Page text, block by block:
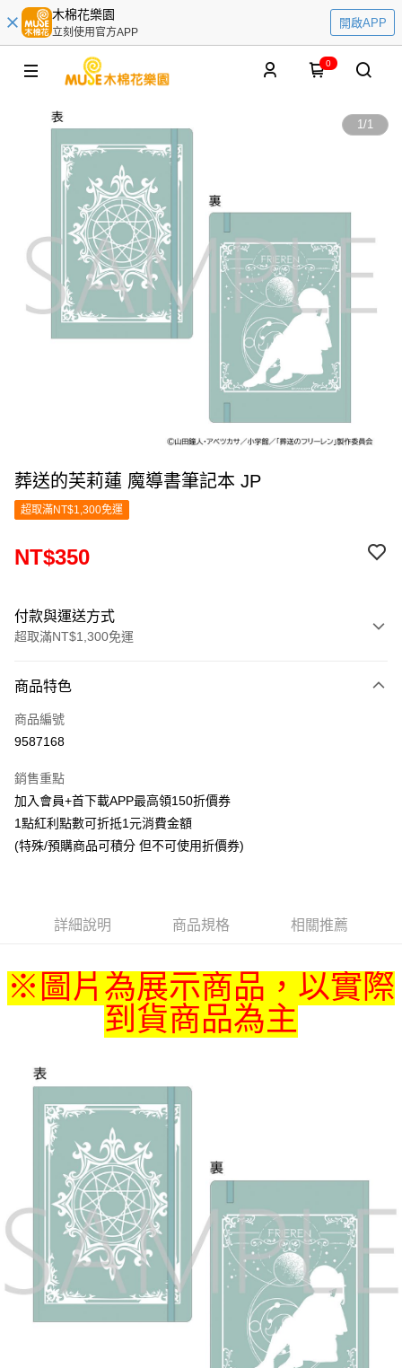
木棉花樂園
立刻使用官方APP
開啟APP
0
1/1
葬送的芙莉蓮 魔導書筆記本 JP
超取滿NT$1,300免運
NT$350
付款與運送方式
超取滿NT$1,300免運
信用卡一次付款
超商取貨付款
Apple Pay
悠遊付
貨到付款
運送方式
全家取貨付款
每筆NT$65，滿NT$1,300(含以上)免運費
每筆NT$65，滿NT$1,300(含以上)免運費
(不開放使用，請勿選取）
每筆NT$9,999
7-11取貨付款
每筆NT$65，滿NT$1,300(含以上)免運費
付款後7-11取貨
每筆NT$65，滿NT$1,300(含以上)免運費
宅配-木棉花樂園專用
每筆NT$100，滿NT$1,300(含以上)免運費
宅配-離島(澎湖/金門/馬祖)-木棉花樂園專用
商品特色
商品編號
9587168
銷售重點
加入會員+首下載APP最高領150折價券
1點紅利點數可折抵1元消費金額
(特殊/預購商品可積分 但不可使用折價券)
詳細說明 商品規格 相關推薦
※圖片為展示商品，以實際
到貨商品為主